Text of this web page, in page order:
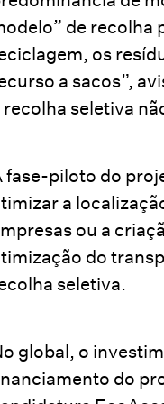
de recolha
os
a sacos”,
recolha seletiva
fase-piloto do
a
ou a
do
seletiva.
global, o
do